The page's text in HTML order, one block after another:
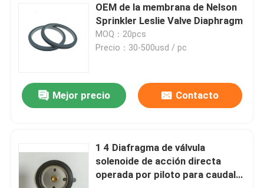
Productos
OEM de la membrana de Nelson
Sprinkler Leslie Valve Diaphragm
MOQ：20pcs
Precio：30-500usd / pc
Mejor precio Contacto
1 4 Diafragma de válvula
solenoide de acción directa
operada por piloto para caudal